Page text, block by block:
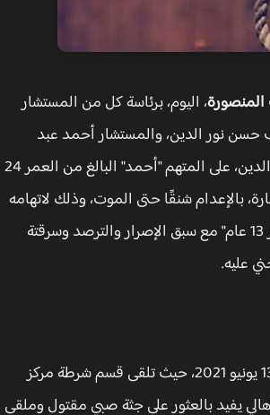
، اليوم، برئاسة كل من المستشار
نور الدين، والمستشار أحمد عبد
العظيم، وشريف عماد الدين، على المتهم "أحمد" البالغ من العمر 24
شنقًا حتى الموت، وذلك لاتهامه
بقتل المجني عليه "عمر 13 عام" مع سبق الإصرار والترصد وسرقتة
ترجع الواقعة إلى يوم 13 يونيو 2021، حيث تلقى قسم شرطة مركز
يفيد بالعثور على جثة صبي مقتول وملقى